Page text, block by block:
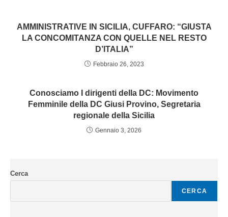
AMMINISTRATIVE IN SICILIA, CUFFARO: “GIUSTA
LA CONCOMITANZA CON QUELLE NEL RESTO
D’ITALIA”
Febbraio 26, 2023
Conosciamo I dirigenti della DC: Movimento
Femminile della DC Giusi Provino, Segretaria
regionale della Sicilia
Gennaio 3, 2026
Cerca
CERCA